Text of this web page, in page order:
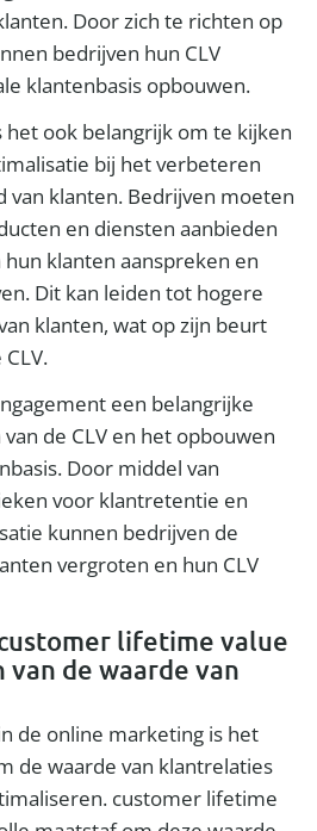
Door zich te richten op
bedrijven hun CLV
klantenbasis opbouwen.
ook belangrijk om te kijken
bij het verbeteren
van klanten. Bedrijven moeten
en diensten aanbieden
klanten aanspreken en
Dit kan leiden tot hogere
klanten, wat op zijn beurt
een belangrijke
de CLV en het opbouwen
Door middel van
voor klantretentie en
kunnen bedrijven de
vergroten en hun CLV
lifetime value
de waarde van
de online marketing is het
de waarde van klantrelaties
customer lifetime